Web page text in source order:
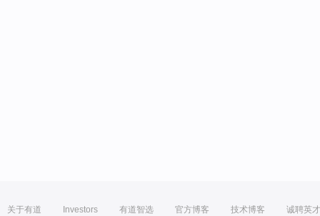
关于有道 Investors 有道智选 官方博客 技术博客 诚聘英才